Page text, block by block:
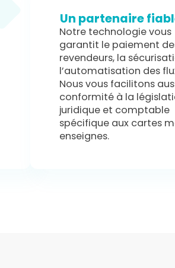
Un partenaire
Notre technologie vous
garantit le paiement
revendeurs, la
l’automatisation des
Nous vous facilitons
conformité à la
juridique et comptable
spécifique aux cartes
enseignes.